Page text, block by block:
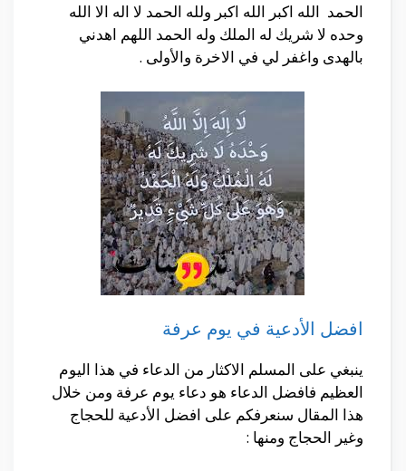
الحمد الله اكبر الله اكبر ولله الحمد لا اله الا الله
وحده لا شريك له الملك وله الحمد اللهم اهدني
بالهدى واغفر لي في الاخرة والأولى .
افضل الأدعية في يوم عرفة
ينبغي على المسلم الاكثار من الدعاء في هذا اليوم
العظيم فافضل الدعاء هو دعاء يوم عرفة ومن خلال
هذا المقال سنعرفكم على افضل الأدعية للحجاج
وغير الحجاج ومنها :